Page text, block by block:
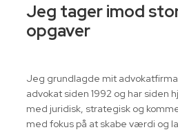
Jeg tager imod
opgaver
Jeg grundlagde mit
advokat siden 1992 og har siden
med juridisk, strategisk og
med fokus på at skabe værdi og